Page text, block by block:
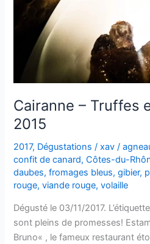
Cairanne – Truffes
2015
2017, Dégustations /xav /
confit de canard,Côtes-du-
daubes,fromages bleus,gibier,
rouge,viande rouge,volaille
Dégusté le 03/11/2017.
sont pleins de promesses!
Bruno« , le fameux restaurant